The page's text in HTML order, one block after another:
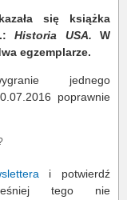
się książka
Historia USA.
W
egzemplarze.
jednego
poprawnie
i potwierdź
tego nie